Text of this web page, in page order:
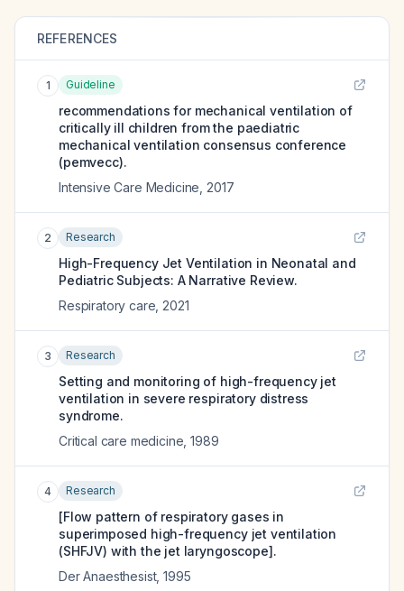
REFERENCES
1 Guideline
recommendations for mechanical ventilation of
critically ill children from the paediatric
mechanical ventilation consensus conference
(pemvecc).
Intensive Care Medicine 2017
2 Research
High-Frequency Jet Ventilation in Neonatal and
Pediatric Subjects: A Narrative Review.
Respiratory care 2021
3 Research
Setting and monitoring of high-frequency jet
ventilation in severe respiratory distress
syndrome.
Critical care medicine ,1989
4 Research
[Flow pattern of respiratory gases in
superimposed high-frequency jet ventilation
(SHFJV) with the jet laryngoscope].
Der Anaesthesist,1995